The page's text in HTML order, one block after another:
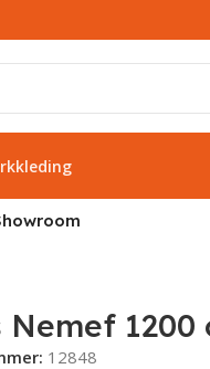
Nemef
12848